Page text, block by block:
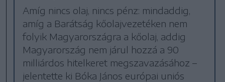
Amíg nincs olaj, nincs pénz: mindaddig,
amíg a Barátság kőolajvezetéken nem
folyik Magyarországra a kőolaj, addig
Magyarország nem járul hozzá a 90
milliárdos hitelkeret megszavazásához –
jelentette ki Bóka János európai uniós